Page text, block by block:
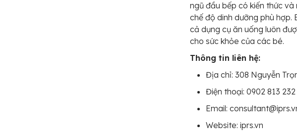
ngũ đầu bếp có kiến thức và
chế độ dinh dưỡng phù
cả dụng cụ ăn uống luôn
cho sức khỏe của các bé.
Thông tin liên hệ:
Địa chỉ: 308 Nguyễn
Điện thoại: 0902 813 232
Email:
Website: iprs.vn